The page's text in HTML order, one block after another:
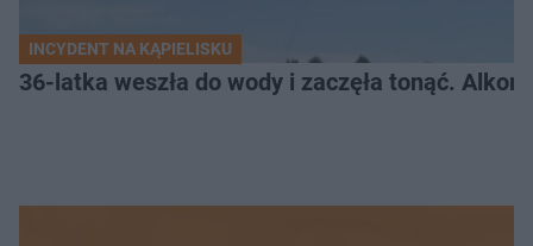
INCYDENT NA KĄPIELISKU
36-latka weszła do wody i zaczęła tonąć.